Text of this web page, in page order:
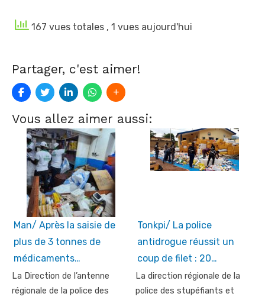
167 vues totales , 1 vues aujourd'hui
Partager, c'est aimer!
Vous allez aimer aussi:
Man/ Après la saisie de
plus de 3 tonnes de
médicaments…
La Direction de l’antenne
régionale de la police des
Tonkpi/ La police
antidrogue réussit un
coup de filet : 20…
La direction régionale de la
police des stupéfiants et